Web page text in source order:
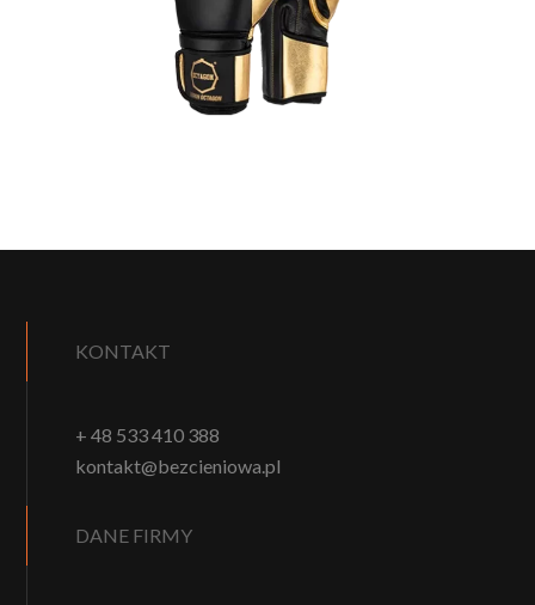
KONTAKT
+ 48 533 410 388
kontakt@bezcieniowa.pl
DANE FIRMY